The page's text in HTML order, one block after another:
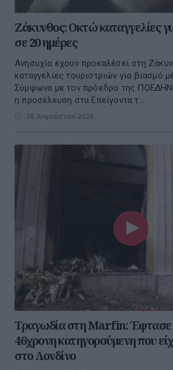
Ζάκυνθος: Οκτώ καταγγελίες
σε 20 ημέρες
Ανησυχία έχουν προκαλέσει στη
καταγγελίες τουριστριών για βιασμό
Σύμφωνα με τον πρόεδρο της ΠΟΕΔΗΝ,
η προσέλευση στα Επείγοντα τ...
06 Αυγούστου 2026
Τραγωδία στη Marfin: Έφτασε
46χρονη κατηγορούμενη που
στο Λονδίνο